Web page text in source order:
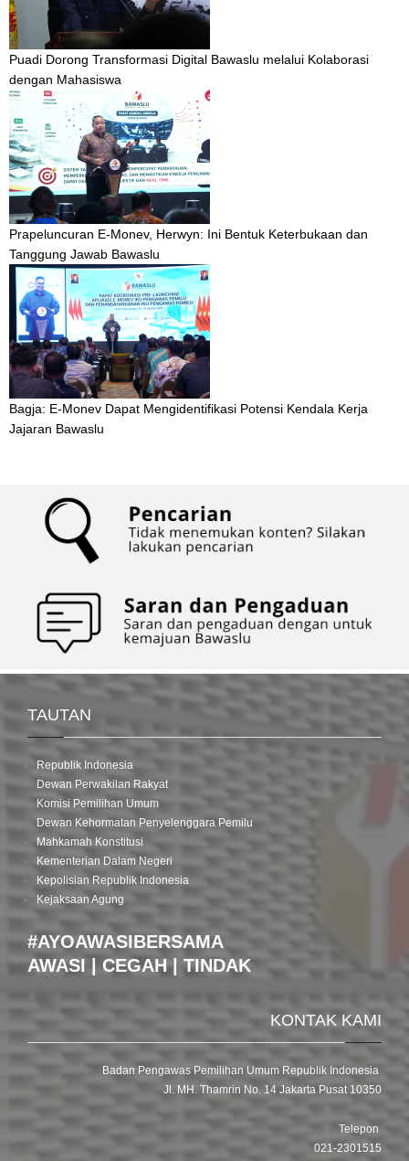
Puadi Dorong Transformasi Digital Bawaslu melalui Kolaborasi
dengan Mahasiswa
Prapeluncuran E-Monev, Herwyn: Ini Bentuk Keterbukaan dan
Tanggung Jawab Bawaslu
Bagja: E-Monev Dapat Mengidentifikasi Potensi Kendala Kerja
Jajaran Bawaslu
TAUTAN
Republik Indonesia
Dewan Perwakilan Rakyat
Komisi Pemilihan Umum
Dewan Kehormatan Penyelenggara Pemilu
Mahkamah Konstitusi
Kementerian Dalam Negeri
Kepolisian Republik Indonesia
Kejaksaan Agung
#AYOAWASIBERSAMA
AWASI | CEGAH | TINDAK
KONTAK KAMI
Badan Pengawas Pemilihan Umum Republik Indonesia
Jl. MH. Thamrin No. 14 Jakarta Pusat 10350
Telepon
021-2301515